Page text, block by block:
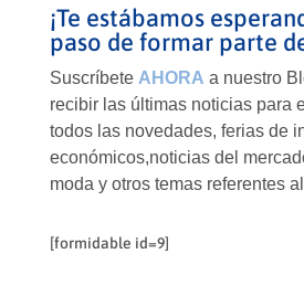
¡Te estábamos
paso de formar parte
Suscríbete AHORA a nuestro
recibir las últimas noticias para
todos las novedades, ferias de
económicos,noticias del
moda y otros temas referentes
[formidable id=9]